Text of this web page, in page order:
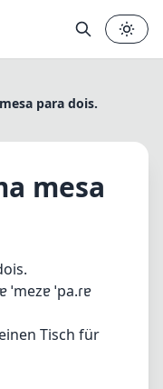
para dois.
mesa
ˈmezɐ ˈpa.ɾɐ
Tisch für
✕